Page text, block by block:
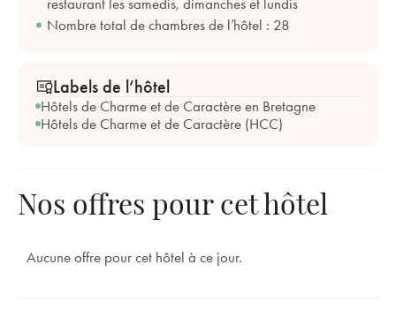
Nombre total de chambres de l’hôtel : 28
Labels de l’hôtel
Hôtels de Charme et de Caractère en Bretagne
Hôtels de Charme et de Caractère (HCC)
Nos offres pour cet hôtel
Aucune offre pour cet hôtel à ce jour.